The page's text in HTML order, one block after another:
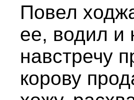
Повел
ее, водил и
навстречу
корову